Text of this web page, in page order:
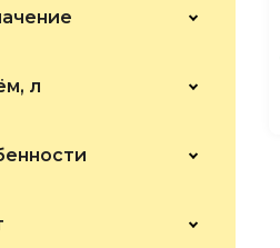
л